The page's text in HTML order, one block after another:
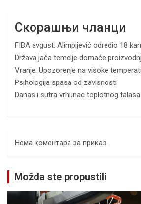
Скорашњи чланци
FIBA avgust: Alimpijević odredio 18
Država jača temelje domaće
Vranje: Upozorenje na visoke
Psihologija spasa od zavisnosti
Danas i sutra vrhunac toplotnog talasa
Нема коментара за приказ.
Možda ste propustili